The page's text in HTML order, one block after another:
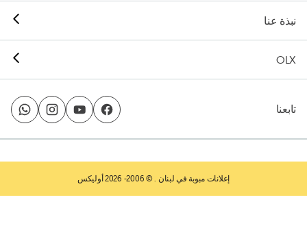
نبذة عنا
OLX
تابعنا
إعلانات مبوبة في لبنان . © 2006- 2026 أوليكس